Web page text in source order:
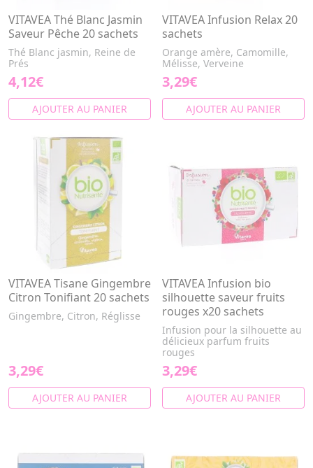
VITAVEA Thé Blanc Jasmin
Saveur Pêche 20 sachets
Thé Blanc jasmin, Reine de
Prés
4,12€
AJOUTER AU PANIER
VITAVEA Infusion Relax 20
sachets
Orange amère, Camomille,
Mélisse, Verveine
3,29€
AJOUTER AU PANIER
VITAVEA Tisane Gingembre
Citron Tonifiant 20 sachets
Gingembre, Citron, Réglisse
3,29€
AJOUTER AU PANIER
VITAVEA Infusion bio
silhouette saveur fruits
rouges x20 sachets
Infusion pour la silhouette au
délicieux parfum fruits
rouges
3,29€
AJOUTER AU PANIER